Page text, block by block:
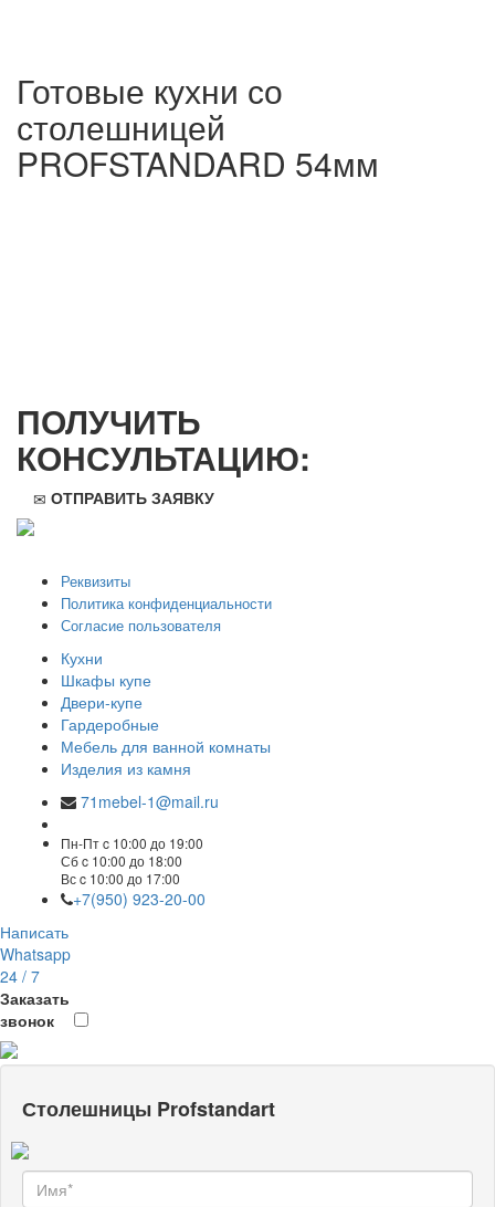
Готовые кухни со
столешницей
PROFSTANDARD 54мм
ПОЛУЧИТЬ
КОНСУЛЬТАЦИЮ:
ОТПРАВИТЬ ЗАЯВКУ
Реквизиты
Политика конфиденциальности
Согласие пользователя
Кухни
Шкафы купе
Двери-купе
Гардеробные
Мебель для ванной комнаты
Изделия из камня
71mebel-1@mail.ru
Пн-Пт c 10:00 до 19:00
Сб c 10:00 до 18:00
Вс c 10:00 до 17:00
+7(950) 923-20-00
Написать
Whatsapp
24 / 7
Заказать
звонок
Столешницы Profstandart